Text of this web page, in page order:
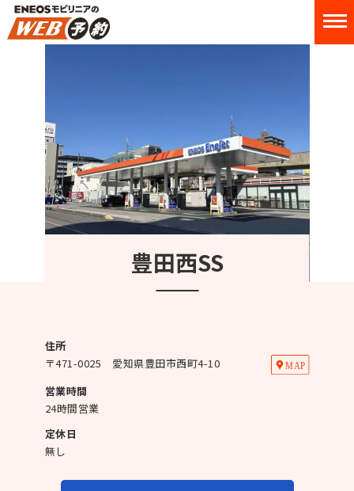
豊田西SS
住所
〒471-0025
愛知県豊田市西町4-10
営業時間
24時間営業
定休日
無し